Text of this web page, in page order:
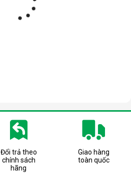
Đổi trả theo
chính sách
hãng
Giao hàng
toàn quốc